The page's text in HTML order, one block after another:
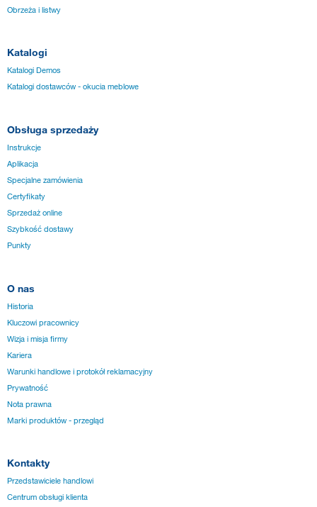
Obrzeża i listwy
Katalogi
Katalogi Demos
Katalogi dostawców - okucia meblowe
Obsługa sprzedaży
Instrukcje
Aplikacja
Specjalne zamówienia
Certyfikaty
Sprzedaż online
Szybkość dostawy
Punkty
O nas
Historia
Kluczowi pracownicy
Wizja i misja firmy
Kariera
Warunki handlowe i protokół reklamacyjny
Prywatność
Nota prawna
Marki produktów - przegląd
Kontakty
Przedstawiciele handlowi
Centrum obsługi klienta